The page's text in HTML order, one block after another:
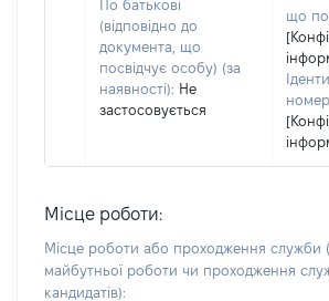
По батькові
(відповідно до
документа, що
посвідчує особу) (за
наявності): Не
застосовується
що
номер
Місце роботи:
Місце роботи або проходження служби
майбутньої роботи чи проходження
кандидатів):